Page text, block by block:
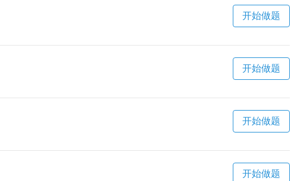
开始做题
开始做题
开始做题
开始做题